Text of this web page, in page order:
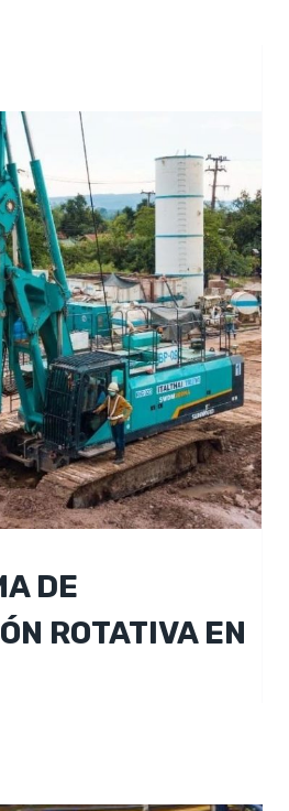
DE
ROTATIVA EN